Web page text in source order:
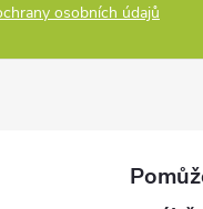
osobních údajů